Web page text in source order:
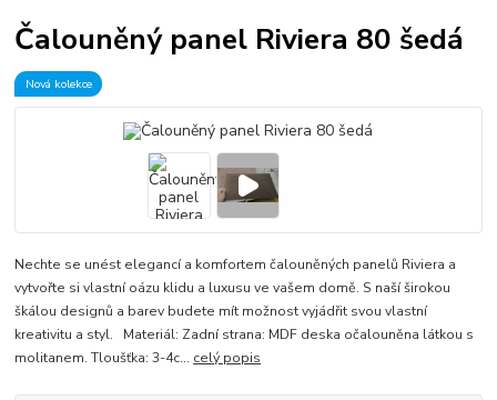
Čalouněný panel Riviera 80 šedá
Nová kolekce
Nechte se unést elegancí a komfortem čalouněných panelů Riviera a
vytvořte si vlastní oázu klidu a luxusu ve vašem domě. S naší širokou
škálou designů a barev budete mít možnost vyjádřit svou vlastní
kreativitu a styl. Materiál: Zadní strana: MDF deska očalouněna látkou s
molitanem. Tloušťka: 3-4c... celý popis